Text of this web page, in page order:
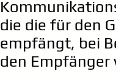
die die für den
empfängt, bei
den